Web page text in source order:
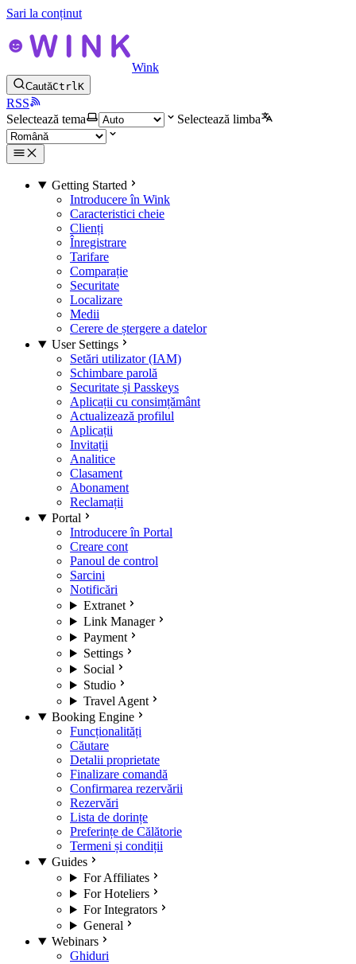
Sari la conținut
Wink
CautăCtrlK
RSS
Selectează tema
Selectează limba
Getting Started
Introducere în Wink
Caracteristici cheie
Clienți
Înregistrare
Tarifare
Comparație
Securitate
Localizare
Medii
Cerere de ștergere a datelor
User Settings
Setări utilizator (IAM)
Schimbare parolă
Securitate și Passkeys
Aplicații cu consimțământ
Actualizează profilul
Aplicații
Invitații
Analitice
Clasament
Abonament
Reclamații
Portal
Introducere în Portal
Creare cont
Panoul de control
Sarcini
Notificări
Extranet
Link Manager
Payment
Settings
Social
Studio
Travel Agent
Booking Engine
Funcționalități
Căutare
Detalii proprietate
Finalizare comandă
Confirmarea rezervării
Rezervări
Lista de dorințe
Preferințe de Călătorie
Termeni și condiții
Guides
For Affiliates
For Hoteliers
For Integrators
General
Webinars
Ghiduri